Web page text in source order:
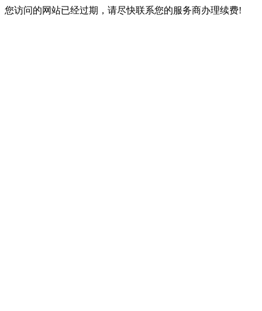
您访问的网站已经过期，请尽快联系您的服务商办理续费!